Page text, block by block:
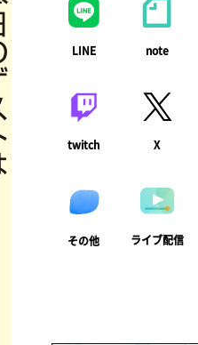
LINE note
twitch X
その他 ライブ配信